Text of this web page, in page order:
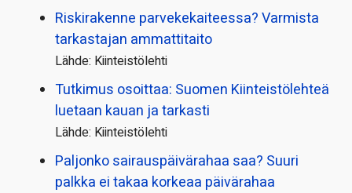
Riskirakenne parvekekaiteessa? Varmista
tarkastajan ammattitaito
Lähde: Kiinteistölehti
Tutkimus osoittaa: Suomen Kiinteistölehteä
luetaan kauan ja tarkasti
Lähde: Kiinteistölehti
Paljonko sairauspäivä­rahaa saa? Suuri
palkka ei takaa korkeaa päivärahaa